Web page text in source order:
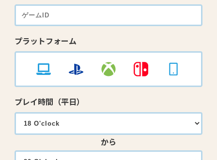
プラットフォーム
プレイ時間（平日）
から